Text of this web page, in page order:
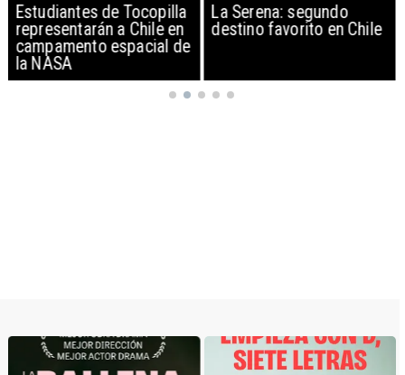
Estudiantes de Tocopilla
representarán a Chile en
campamento espacial de
la NASA
La Serena: segundo
destino favorito en Chile